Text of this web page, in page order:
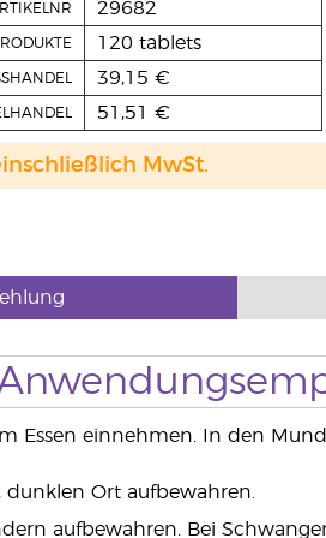
29682
120 tablets
39,15 €
51,51 €
MwSt.
Essen einnehmen. In den
Ort aufbewahren.
aufbewahren. Bei